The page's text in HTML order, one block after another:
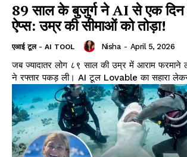
89 साल के बुजुर्ग ने AI से एक दिन
ऐप्स: उम्र की सीमाओं को तोड़ा!
एआई टूल - AI TOOL Nisha - April 5, 2026
जब ज्यादातर लोग ८९ साल की उम्र में आराम फरमाने
ने रफ्तार पकड़ ली। AI टूल Lovable का सहारा